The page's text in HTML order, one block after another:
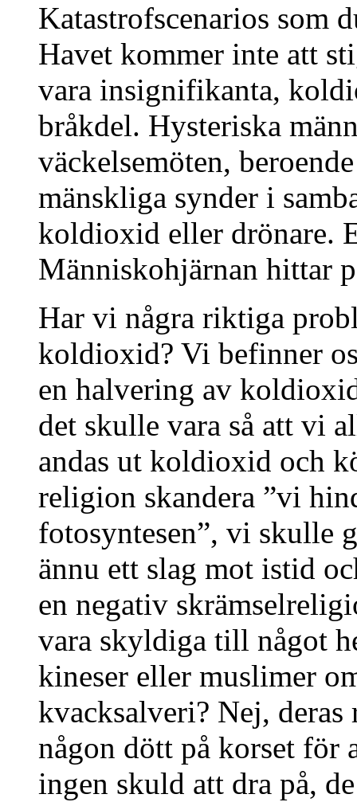
Katastrofscenarios som
Havet kommer inte att
vara insignifikanta,
bråkdel. Hysteriska
väckelsemöten,
mänskliga synder i
koldioxid eller drönare.
Människohjärnan hittar
Har vi några riktiga
koldioxid? Vi befinner
en halvering av
det skulle vara så att vi
andas ut koldioxid och
religion skandera ”vi
fotosyntesen”, vi skulle
ännu ett slag mot istid
en negativ
vara skyldiga till något
kineser eller muslimer
kvacksalveri? Nej,
någon dött på korset för
ingen skuld att dra på,